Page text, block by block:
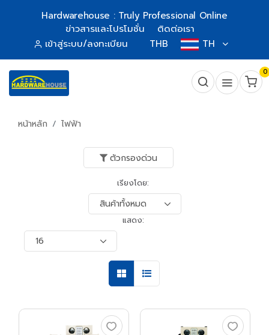
Hardwarehouse : Truly Professional Online
ข่าวสารและโปรโมชั่น
ติดต่อเรา
เข้าสู่ระบบ/ลงทะเบียน
THB TH
0
หน้าหลัก ไฟฟ้า
ตัวกรองด่วน
เรียงโดย:
แสดง: